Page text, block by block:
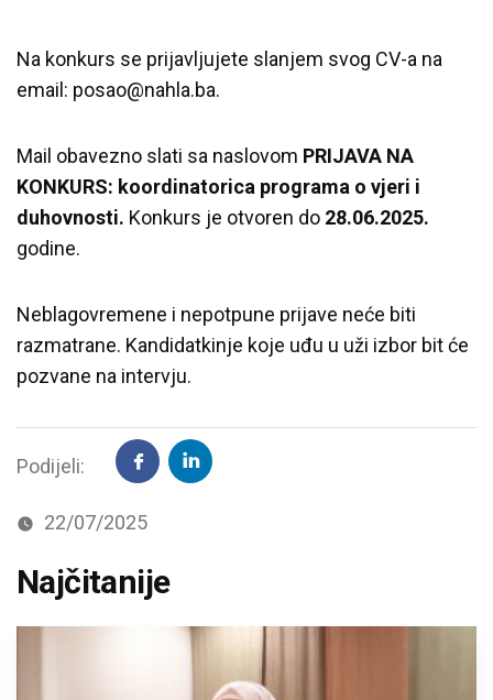
Na konkurs se prijavljujete slanjem svog CV-a na
email: posao@nahla.ba.
Mail obavezno slati sa naslovom PRIJAVA NA
KONKURS: koordinatorica programa o vjeri i
duhovnosti. Konkurs je otvoren do 28.06.2025.
godine.
Neblagovremene i nepotpune prijave neće biti
razmatrane. Kandidatkinje koje uđu u uži izbor bit će
pozvane na intervju.
Podijeli:
22/07/2025
Najčitanije